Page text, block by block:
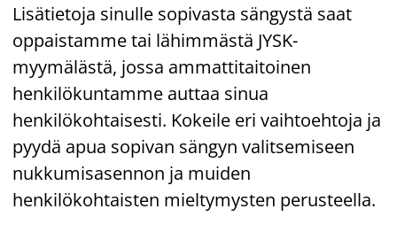
Lisätietoja sinulle sopivasta sängystä saat
oppaistamme tai lähimmästä JYSK-
myymälästä, jossa ammattitaitoinen
henkilökuntamme auttaa sinua
henkilökohtaisesti. Kokeile eri vaihtoehtoja ja
pyydä apua sopivan sängyn valitsemiseen
nukkumisasennon ja muiden
henkilökohtaisten mieltymysten perusteella.